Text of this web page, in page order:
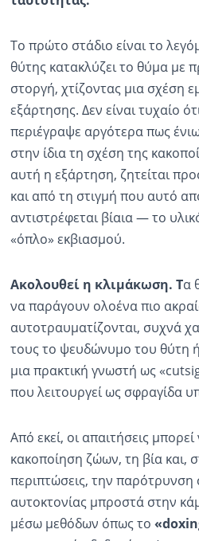
Το πρώτο στάδιο είναι το
θύτης κατακλύζει το θύμα με
στοργή, χτίζοντας μια σχέση
εξάρτησης. Δεν είναι τυχαίο
περιέγραψε αργότερα πως
στην ίδια τη σχέση της
αυτή η εξάρτηση, ζητείται
και από τη στιγμή που αυτό
αντιστρέφεται βίαια — το
«όπλο» εκβιασμού.
Ακολουθεί η κλιμάκωση. Τα
να παράγουν ολοένα πιο
αυτοτραυματίζονται, συχνά
τους το ψευδώνυμο του θύτη
μια πρακτική γνωστή ως
που λειτουργεί ως σφραγίδα
Από εκεί, οι απαιτήσεις
κακοποίηση ζώων, τη βία και,
περιπτώσεις, την παρότρυνση
αυτοκτονίας μπροστά στην
μέσω μεθόδων όπως το